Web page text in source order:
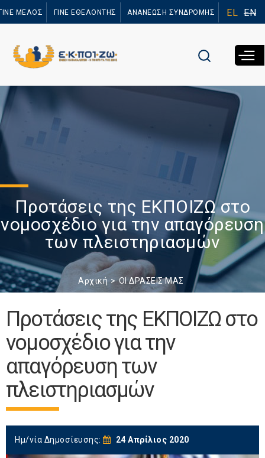
προς το
ΜΕΛΟΣ ΓΙΝΕ ΕΘΕΛΟΝΤΗΣ ΑΝΑΝΕΩΣΗ ΣΥΝΔΡΟΜΗΣ EL EN
Προτάσεις της ΕΚΠΟΙΖΩ στο
νομοσχέδιο για την απαγόρευση
των πλειστηριασμών
Αρχική ΟΙ ΔΡΑΣΕΙΣ ΜΑΣ
Προτάσεις της ΕΚΠΟΙΖΩ στο
νομοσχέδιο για την
απαγόρευση των
πλειστηριασμών
Ημ/νία Δημοσίευσης: 24 Απρίλιος 2020